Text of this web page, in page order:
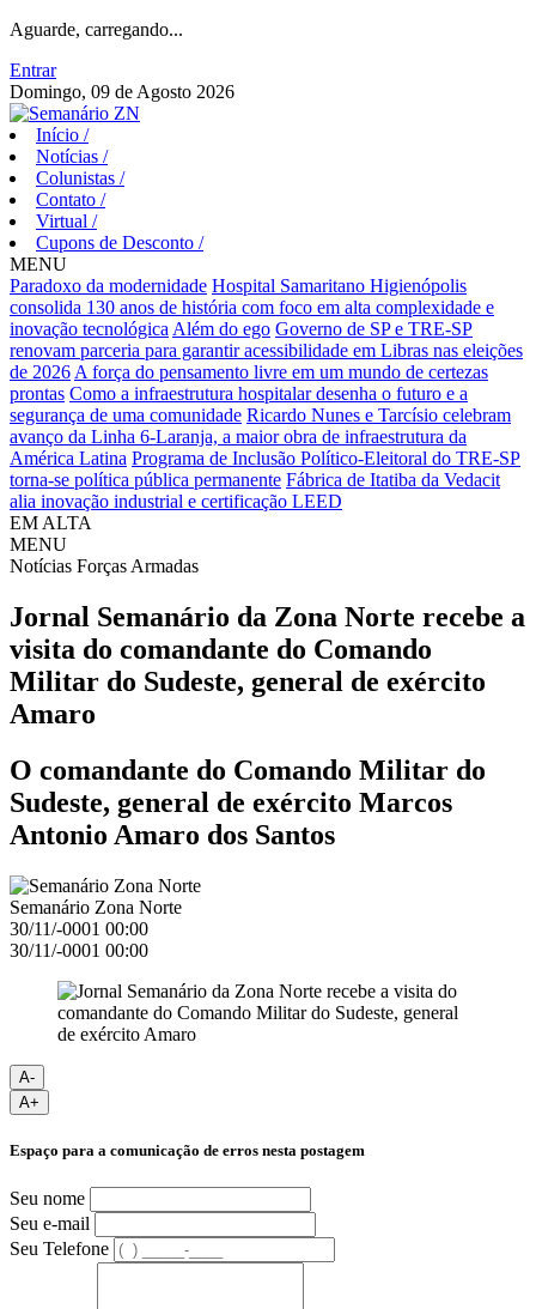
Aguarde, carregando...
Entrar
Domingo, 09 de Agosto 2026
Início /
Notícias /
Colunistas /
Contato /
Virtual /
Cupons de Desconto /
MENU
Paradoxo da modernidade Hospital Samaritano Higienópolis
consolida 130 anos de história com foco em alta complexidade e
inovação tecnológica Além do ego Governo de SP e TRE-SP
renovam parceria para garantir acessibilidade em Libras nas eleições
de 2026 A força do pensamento livre em um mundo de certezas
prontas Como a infraestrutura hospitalar desenha o futuro e a
segurança de uma comunidade Ricardo Nunes e Tarcísio celebram
avanço da Linha 6-Laranja, a maior obra de infraestrutura da
América Latina Programa de Inclusão Político-Eleitoral do TRE-SP
torna-se política pública permanente Fábrica de Itatiba da Vedacit
alia inovação industrial e certificação LEED
EM ALTA
MENU
Notícias Forças Armadas
Jornal Semanário da Zona Norte recebe a
visita do comandante do Comando
Militar do Sudeste, general de exército
Amaro
O comandante do Comando Militar do
Sudeste, general de exército Marcos
Antonio Amaro dos Santos
Semanário Zona Norte
30/11/-0001 00:00
30/11/-0001 00:00
A-
A+
Espaço para a comunicação de erros nesta postagem
Seu nome
Seu e-mail
Seu Telefone